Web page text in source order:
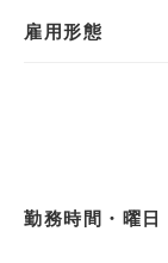
雇用形態
勤務時間・曜日